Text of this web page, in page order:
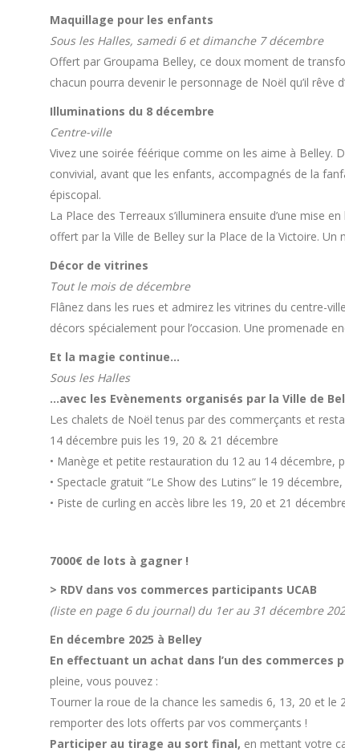
Maquillage pour les enfants
Sous les Halles, samedi 6 et dimanche 7 décembre
Offert par Groupama Belley, ce doux moment de
chacun pourra devenir le personnage de Noël qu’il rêve
Illuminations du 8 décembre
Centre-ville
Vivez une soirée féérique comme on les aime à Belley.
convivial, avant que les enfants, accompagnés de la
épiscopal.
La Place des Terreaux s’illuminera ensuite d’une mise
offert par la Ville de Belley sur la Place de la Victoire.
Décor de vitrines
Tout le mois de décembre
Flânez dans les rues et admirez les vitrines du centre-
décors spécialement pour l’occasion. Une promenade
Et la magie continue…
Sous les Halles
…avec les Evènements organisés par la Ville de
Les chalets de Noël tenus par des commerçants et
14 décembre puis les 19, 20 & 21 décembre
• Manège et petite restauration du 12 au 14 décembre,
• Spectacle gratuit “Le Show des Lutins” le 19
• Piste de curling en accès libre les 19, 20 et 21
7000€ de lots à gagner !
> RDV dans vos commerces participants UCAB
(liste en page 6 du journal) du 1er au 31 décembre
En décembre 2025 à Belley
En effectuant un achat dans l’un des commerces
pleine, vous pouvez :
Tourner la roue de la chance les samedis 6, 13, 20 et
remporter des lots offerts par vos commerçants !
Participer au tirage au sort final, en mettant votre